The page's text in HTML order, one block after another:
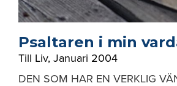
Psaltaren i min
Till Liv, Januari 2004
DEN SOM HAR EN VERKLIG